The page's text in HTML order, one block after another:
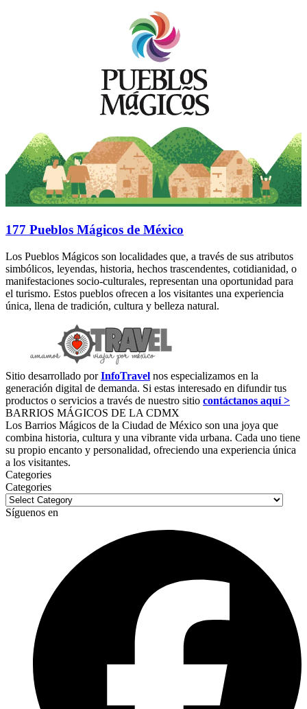
177 Pueblos Mágicos de México
Los Pueblos Mágicos son localidades que, a través de sus atributos
simbólicos, leyendas, historia, hechos trascendentes, cotidianidad, o
manifestaciones socio-culturales, representan una oportunidad para
el turismo. Estos pueblos ofrecen a los visitantes una experiencia
única, llena de tradición, cultura y belleza natural.
Sitio desarrollado porInfoTravel nos especializamos en la
generación digital de demanda. Si estas interesado en difundir tus
productos o servicios a través de nuestro sitio contáctanos aquí >
BARRIOS MÁGICOS DE LA CDMX
Los Barrios Mágicos de la Ciudad de México son una joya que
combina historia, cultura y una vibrante vida urbana. Cada uno tiene
su propio encanto y personalidad, ofreciendo una experiencia única
a los visitantes.
Categories
Categories
Síguenos en